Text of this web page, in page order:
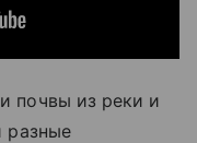
почвы из реки и
разные